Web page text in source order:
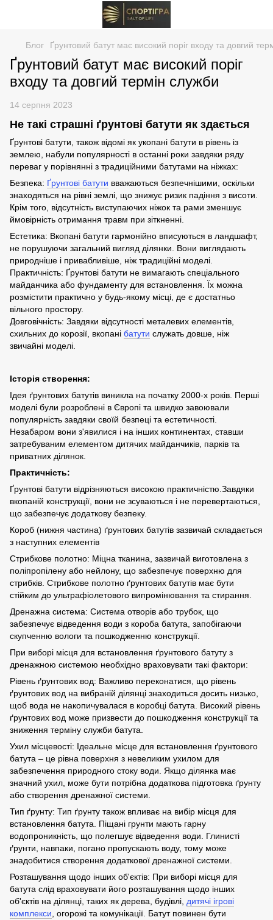
Блог Ґрунтовий батут має високий поріг входу та довгий
Ґрунтовий батут має високий поріг
входу та довгий термін служби
14 серпня 2023
Не такі страшні ґрунтові батути як здається
Ґрунтові батути, також відомі як укопані батути в рівень із
землею, набули популярності в останні роки завдяки ряду
переваг у порівнянні з традиційними батутами на ніжках:
Безпека: Ґрунтові батути вважаються безпечнішими, оскільки
знаходяться на рівні землі, що знижує ризик падіння з висоти.
Крім того, відсутність виступаючих ніжок та рами зменшує
ймовірність отримання травм при зіткненні.
Естетика: Вкопані батути гармонійно вписуються в ландшафт,
не порушуючи загальний вигляд ділянки. Вони виглядають
природніше і привабливіше, ніж традиційні моделі.
Практичність: Ґрунтові батути не вимагають спеціального
майданчика або фундаменту для встановлення. Їх можна
розмістити практично у будь-якому місці, де є достатньо
вільного простору.
Довговічність: Завдяки відсутності металевих елементів,
схильних до корозії, вкопані батути служать довше, ніж
звичайні моделі.
Історія створення:
Ідея ґрунтових батутів виникла на початку 2000-х років. Перші
моделі були розроблені в Європі та швидко завоювали
популярність завдяки своїй безпеці та естетичності.
Незабаром вони з'явилися і на інших континентах, ставши
затребуваним елементом дитячих майданчиків, парків та
приватних ділянок.
Практичність:
Ґрунтові батути відрізняються високою практичністю.Завдяки
вкопаній конструкції, вони не зсуваються і не перевертаються,
що забезпечує додаткову безпеку.
Короб (нижня частина) ґрунтових батутів зазвичай складається
з наступних елементів
Стрибкове полотно: Міцна тканина, зазвичай виготовлена ​​з
поліпропілену або нейлону, що забезпечує поверхню для
стрибків. Стрибкове полотно ґрунтових батутів має бути
стійким до ультрафіолетового випромінювання та стирання.
Дренажна система: Система отворів або трубок, що
забезпечує відведення води з короба батута, запобігаючи
скупченню вологи та пошкодженню конструкції.
При виборі місця для встановлення ґрунтового батуту з
дренажною системою необхідно враховувати такі фактори:
Рівень ґрунтових вод: Важливо переконатися, що рівень
ґрунтових вод на вибраній ділянці знаходиться досить низько,
щоб вода не накопичувалася в коробці батута. Високий рівень
ґрунтових вод може призвести до пошкодження конструкції та
зниження терміну служби батута.
Ухил місцевості: Ідеальне місце для встановлення ґрунтового
батута – це рівна поверхня з невеликим ухилом для
забезпечення природного стоку води. Якщо ділянка має
значний ухил, може бути потрібна додаткова підготовка ґрунту
або створення дренажної системи.
Тип ґрунту: Тип ґрунту також впливає на вибір місця для
встановлення батута. Піщані грунти мають гарну
водопроникність, що полегшує відведення води. Глинисті
ґрунти, навпаки, погано пропускають воду, тому може
знадобитися створення додаткової дренажної системи.
Розташування щодо інших об'єктів: При виборі місця для
батута слід враховувати його розташування щодо інших
об'єктів на ділянці, таких як дерева, будівлі, дитячі ігрові
комплекси, огорожі та комунікації. Батут повинен бути